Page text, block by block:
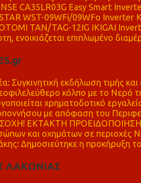
CA35LR03G Easy Smart
WST-09WFi/09WFo Inverter
TAN/TAG-12IG IKIGAI
ενοικιάζεται επιπλωμένο
Συγκινητική εκδήλωση τιμής
κόλπο με το Νερό
χρηματοδοτικό
με απόφαση του
ΕΚΤΑΚΤΗ ΠΡΟΕΙΔΟΠΟΙΗΣΗ -
και οχημάτων σε περιοχές
Δημοσιεύτηκε η προκήρυξη
ΛΑΚΩΝΙΑΣ